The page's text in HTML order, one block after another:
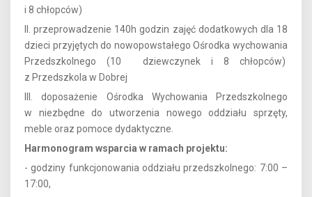
i 8 chłopców)
II. przeprowadzenie 140h godzin zajęć dodatkowych dla 18
dzieci przyjętych do nowopowstałego Ośrodka wychowania
Przedszkolnego (10 dziewczynek i 8 chłopców)
z Przedszkola w Dobrej
III. doposażenie Ośrodka Wychowania Przedszkolnego
w niezbędne do utworzenia nowego oddziału sprzęty,
meble oraz pomoce dydaktyczne.
Harmonogram wsparcia w ramach projektu:
- godziny funkcjonowania oddziału przedszkolnego: 7:00 –
17:00,